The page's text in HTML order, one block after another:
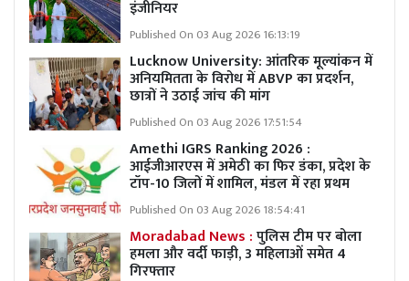
इंजीनियर
Published On 03 Aug 2026 16:13:19
Lucknow University: आंतरिक मूल्यांकन में
अनियमितता के विरोध में ABVP का प्रदर्शन,
छात्रों ने उठाई जांच की मांग
Published On 03 Aug 2026 17:51:54
Amethi IGRS Ranking 2026 :
आईजीआरएस में अमेठी का फिर डंका, प्रदेश के
टॉप-10 जिलों में शामिल, मंडल में रहा प्रथम
Published On 03 Aug 2026 18:54:41
Moradabad News :पुलिस टीम पर बोला
हमला और वर्दी फाड़ी, 3 महिलाओं समेत 4
गिरफ्तार